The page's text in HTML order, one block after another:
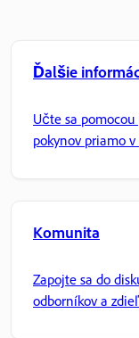
Ďalšie
Učte sa
pokynov priamo
Komunita
Zapojte sa do
odborníkov a